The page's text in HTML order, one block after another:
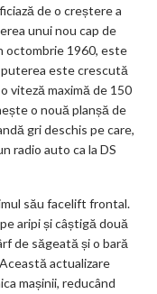
de o creștere a
unui nou cap de
octombrie 1960, este
este crescută
viteză maximă de 150
o nouă planșă de
gri deschis pe care,
radio auto ca la DS
său facelift frontal.
aripi și câștigă două
de săgeată și o bară
actualizare
mașinii, reducând